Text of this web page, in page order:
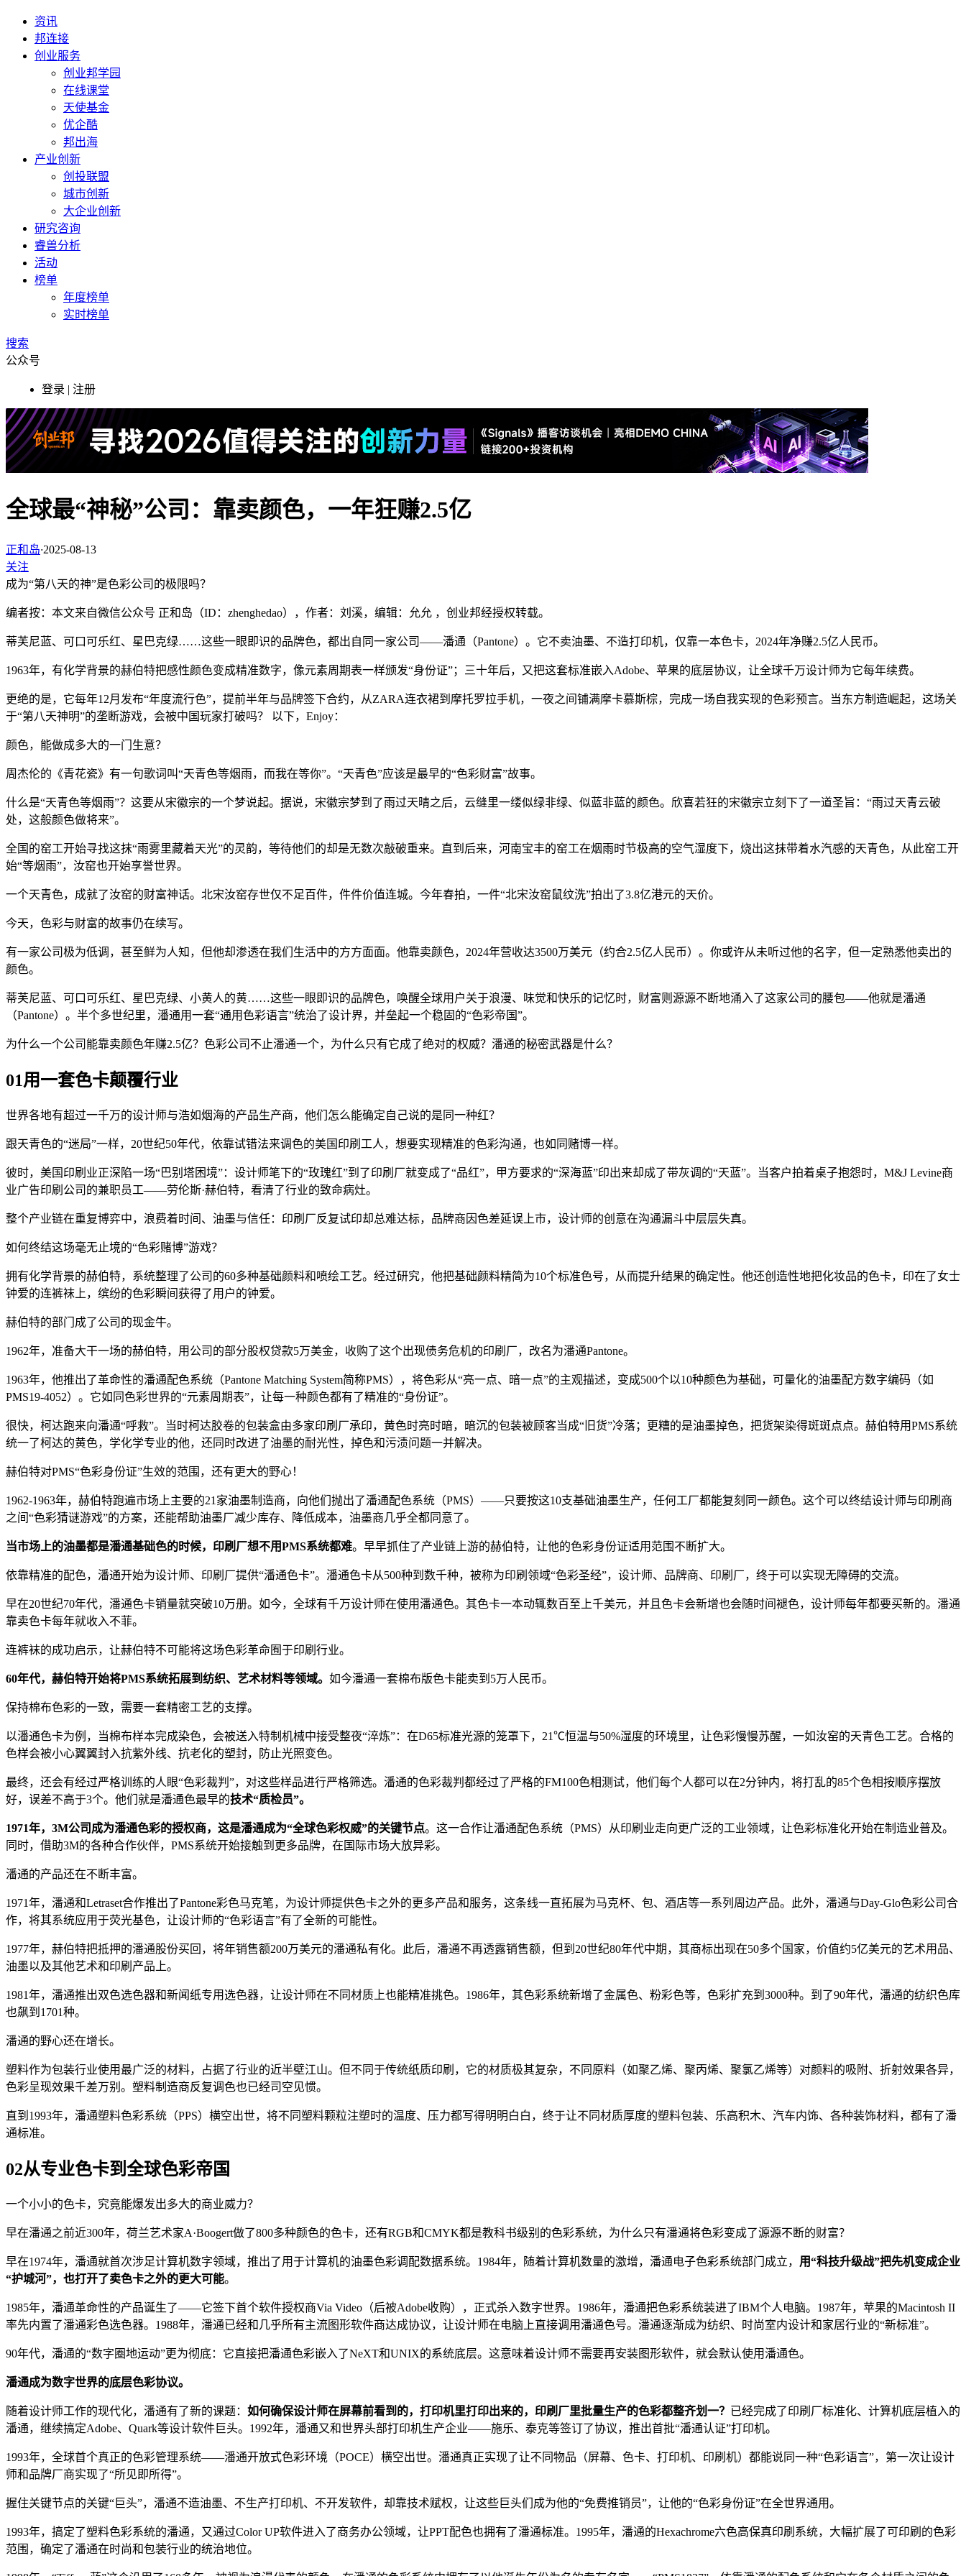
资讯
邦连接
创业服务
创业邦学园
在线课堂
天使基金
优企酷
邦出海
产业创新
创投联盟
城市创新
大企业创新
研究咨询
睿兽分析
活动
榜单
年度榜单
实时榜单
搜索
公众号
登录 | 注册
全球最“神秘”公司：靠卖颜色，一年狂赚2.5亿
正和岛·2025-08-13
关注
成为“第八天的神”是色彩公司的极限吗？
编者按：本文来自微信公众号 正和岛（ID：zhenghedao），作者：刘溪，编辑：允允 ，创业邦经授权转载。
蒂芙尼蓝、可口可乐红、星巴克绿……这些一眼即识的品牌色，都出自同一家公司——潘通（Pantone）。它不卖油墨、不造打印机，仅靠一本色卡，2024年净赚2.5亿人民币。
1963年，有化学背景的赫伯特把感性颜色变成精准数字，像元素周期表一样颁发“身份证”；三十年后，又把这套标准嵌入Adobe、苹果的底层协议，让全球千万设计师为它每年续费。
更绝的是，它每年12月发布“年度流行色”，提前半年与品牌签下合约，从ZARA连衣裙到摩托罗拉手机，一夜之间铺满摩卡慕斯棕，完成一场自我实现的色彩预言。当东方制造崛起，这场关
于“第八天神明”的垄断游戏，会被中国玩家打破吗？ 以下，Enjoy：
颜色，能做成多大的一门生意？
周杰伦的《青花瓷》有一句歌词叫“天青色等烟雨，而我在等你”。“天青色”应该是最早的“色彩财富”故事。
什么是“天青色等烟雨”？这要从宋徽宗的一个梦说起。据说，宋徽宗梦到了雨过天晴之后，云缝里一缕似绿非绿、似蓝非蓝的颜色。欣喜若狂的宋徽宗立刻下了一道圣旨：“雨过天青云破
处，这般颜色做将来”。
全国的窑工开始寻找这抹“雨雾里藏着天光”的灵韵，等待他们的却是无数次敲破重来。直到后来，河南宝丰的窑工在烟雨时节极高的空气湿度下，烧出这抹带着水汽感的天青色，从此窑工开
始“等烟雨”，汝窑也开始享誉世界。
一个天青色，成就了汝窑的财富神话。北宋汝窑存世仅不足百件，件件价值连城。今年春拍，一件“北宋汝窑鼠纹洗”拍出了3.8亿港元的天价。
今天，色彩与财富的故事仍在续写。
有一家公司极为低调，甚至鲜为人知，但他却渗透在我们生活中的方方面面。他靠卖颜色，2024年营收达3500万美元（约合2.5亿人民币）。你或许从未听过他的名字，但一定熟悉他卖出的
颜色。
蒂芙尼蓝、可口可乐红、星巴克绿、小黄人的黄……这些一眼即识的品牌色，唤醒全球用户关于浪漫、味觉和快乐的记忆时，财富则源源不断地涌入了这家公司的腰包——他就是潘通
（Pantone）。半个多世纪里，潘通用一套“通用色彩语言”统治了设计界，并垒起一个稳固的“色彩帝国”。
为什么一个公司能靠卖颜色年赚2.5亿？色彩公司不止潘通一个，为什么只有它成了绝对的权威？潘通的秘密武器是什么？
01用一套色卡颠覆行业
世界各地有超过一千万的设计师与浩如烟海的产品生产商，他们怎么能确定自己说的是同一种红？
跟天青色的“迷局”一样，20世纪50年代，依靠试错法来调色的美国印刷工人，想要实现精准的色彩沟通，也如同赌博一样。
彼时，美国印刷业正深陷一场“巴别塔困境”：设计师笔下的“玫瑰红”到了印刷厂就变成了“品红”，甲方要求的“深海蓝”印出来却成了带灰调的“天蓝”。当客户拍着桌子抱怨时，M&J Levine商
业广告印刷公司的兼职员工——劳伦斯·赫伯特，看清了行业的致命病灶。
整个产业链在重复博弈中，浪费着时间、油墨与信任：印刷厂反复试印却总难达标，品牌商因色差延误上市，设计师的创意在沟通漏斗中层层失真。
如何终结这场毫无止境的“色彩赌博”游戏？
拥有化学背景的赫伯特，系统整理了公司的60多种基础颜料和喷绘工艺。经过研究，他把基础颜料精简为10个标准色号，从而提升结果的确定性。他还创造性地把化妆品的色卡，印在了女士
钟爱的连裤袜上，缤纷的色彩瞬间获得了用户的钟爱。
赫伯特的部门成了公司的现金牛。
1962年，准备大干一场的赫伯特，用公司的部分股权贷款5万美金，收购了这个出现债务危机的印刷厂，改名为潘通Pantone。
1963年，他推出了革命性的潘通配色系统（Pantone Matching System简称PMS），将色彩从“亮一点、暗一点”的主观描述，变成500个以10种颜色为基础，可量化的油墨配方数字编码（如
PMS19-4052）。它如同色彩世界的“元素周期表”，让每一种颜色都有了精准的“身份证”。
很快，柯达跑来向潘通“呼救”。当时柯达胶卷的包装盒由多家印刷厂承印，黄色时亮时暗，暗沉的包装被顾客当成“旧货”冷落；更糟的是油墨掉色，把货架染得斑斑点点。赫伯特用PMS系统
统一了柯达的黄色，学化学专业的他，还同时改进了油墨的耐光性，掉色和污渍问题一并解决。
赫伯特对PMS“色彩身份证”生效的范围，还有更大的野心！
1962-1963年，赫伯特跑遍市场上主要的21家油墨制造商，向他们抛出了潘通配色系统（PMS）——只要按这10支基础油墨生产，任何工厂都能复刻同一颜色。这个可以终结设计师与印刷商
之间“色彩猜谜游戏”的方案，还能帮助油墨厂减少库存、降低成本，油墨商几乎全都同意了。
当市场上的油墨都是潘通基础色的时候，印刷厂想不用PMS系统都难。早早抓住了产业链上游的赫伯特，让他的色彩身份证适用范围不断扩大。
依靠精准的配色，潘通开始为设计师、印刷厂提供“潘通色卡”。潘通色卡从500种到数千种，被称为印刷领域“色彩圣经”，设计师、品牌商、印刷厂，终于可以实现无障碍的交流。
早在20世纪70年代，潘通色卡销量就突破10万册。如今，全球有千万设计师在使用潘通色。其色卡一本动辄数百至上千美元，并且色卡会新增也会随时间褪色，设计师每年都要买新的。潘通
靠卖色卡每年就收入不菲。
连裤袜的成功启示，让赫伯特不可能将这场色彩革命囿于印刷行业。
60年代， 赫伯特开始将PMS系统拓展到纺织、艺术材料等领域。 如今潘通一套棉布版色卡能卖到5万人民币。
保持棉布色彩的一致，需要一套精密工艺的支撑。
以潘通色卡为例，当棉布样本完成染色，会被送入特制机械中接受整夜“淬炼”：在D65标准光源的笼罩下，21℃恒温与50%湿度的环境里，让色彩慢慢苏醒，一如汝窑的天青色工艺。合格的
色样会被小心翼翼封入抗紫外线、抗老化的塑封，防止光照变色。
最终，还会有经过严格训练的人眼“色彩裁判”，对这些样品进行严格筛选。潘通的色彩裁判都经过了严格的FM100色相测试，他们每个人都可以在2分钟内，将打乱的85个色相按顺序摆放
好，误差不高于3个。他们就是潘通色最早的技术“质检员”。
1971年，3M公司成为潘通色彩的授权商，这是潘通成为“全球色彩权威”的关键节点。这一合作让潘通配色系统（PMS）从印刷业走向更广泛的工业领域，让色彩标准化开始在制造业普及。
同时，借助3M的各种合作伙伴，PMS系统开始接触到更多品牌，在国际市场大放异彩。
潘通的产品还在不断丰富。
1971年，潘通和Letraset合作推出了Pantone彩色马克笔，为设计师提供色卡之外的更多产品和服务，这条线一直拓展为马克杯、包、酒店等一系列周边产品。此外，潘通与Day-Glo色彩公司合
作，将其系统应用于荧光基色，让设计师的“色彩语言”有了全新的可能性。
1977年，赫伯特把抵押的潘通股份买回，将年销售额200万美元的潘通私有化。此后，潘通不再透露销售额，但到20世纪80年代中期，其商标出现在50多个国家，价值约5亿美元的艺术用品、
油墨以及其他艺术和印刷产品上。
1981年，潘通推出双色选色器和新闻纸专用选色器，让设计师在不同材质上也能精准挑色。1986年，其色彩系统新增了金属色、粉彩色等，色彩扩充到3000种。到了90年代，潘通的纺织色库
也飙到1701种。
潘通的野心还在增长。
塑料作为包装行业使用最广泛的材料，占据了行业的近半壁江山。但不同于传统纸质印刷，它的材质极其复杂，不同原料（如聚乙烯、聚丙烯、聚氯乙烯等）对颜料的吸附、折射效果各异，
色彩呈现效果千差万别。塑料制造商反复调色也已经司空见惯。
直到1993年，潘通塑料色彩系统（PPS）横空出世，将不同塑料颗粒注塑时的温度、压力都写得明明白白，终于让不同材质厚度的塑料包装、乐高积木、汽车内饰、各种装饰材料，都有了潘
通标准。
02从专业色卡到全球色彩帝国
一个小小的色卡，究竟能爆发出多大的商业威力？
早在潘通之前近300年，荷兰艺术家A·Boogert做了800多种颜色的色卡，还有RGB和CMYK都是教科书级别的色彩系统，为什么只有潘通将色彩变成了源源不断的财富？
早在1974年，潘通就首次涉足计算机数字领域，推出了用于计算机的油墨色彩调配数据系统。1984年，随着计算机数量的激增，潘通电子色彩系统部门成立， 用“科技升级战”把先机变成企业
“护城河”，也打开了卖色卡之外的更大可能。
1985年，潘通革命性的产品诞生了——它签下首个软件授权商Via Video（后被Adobe收购），正式杀入数字世界。1986年，潘通把色彩系统装进了IBM个人电脑。1987年，苹果的Macintosh II
率先内置了潘通彩色选色器。1988年，潘通已经和几乎所有主流图形软件商达成协议，让设计师在电脑上直接调用潘通色号。潘通逐渐成为纺织、时尚室内设计和家居行业的“新标准”。
90年代，潘通的“数字圈地运动”更为彻底：它直接把潘通色彩嵌入了NeXT和UNIX的系统底层。这意味着设计师不需要再安装图形软件，就会默认使用潘通色。
潘通成为数字世界的底层色彩协议。
随着设计师工作的现代化，潘通有了新的课题： 如何确保设计师在屏幕前看到的，打印机里打印出来的，印刷厂里批量生产的色彩都整齐划一？ 已经完成了印刷厂标准化、计算机底层植入的
潘通，继续搞定Adobe、Quark等设计软件巨头。1992年，潘通又和世界头部打印机生产企业——施乐、泰克等签订了协议，推出首批“潘通认证”打印机。
1993年，全球首个真正的色彩管理系统——潘通开放式色彩环境（POCE）横空出世。潘通真正实现了让不同物品（屏幕、色卡、打印机、印刷机）都能说同一种“色彩语言”，第一次让设计
师和品牌厂商实现了“所见即所得”。
握住关键节点的关键“巨头”，潘通不造油墨、不生产打印机、不开发软件，却靠技术赋权，让这些巨头们成为他的“免费推销员”，让他的“色彩身份证”在全世界通用。
1993年，搞定了塑料色彩系统的潘通，又通过Color UP软件进入了商务办公领域，让PPT配色也拥有了潘通标准。1995年，潘通的Hexachrome六色高保真印刷系统，大幅扩展了可印刷的色彩
范围，确定了潘通在时尚和包装行业的统治地位。